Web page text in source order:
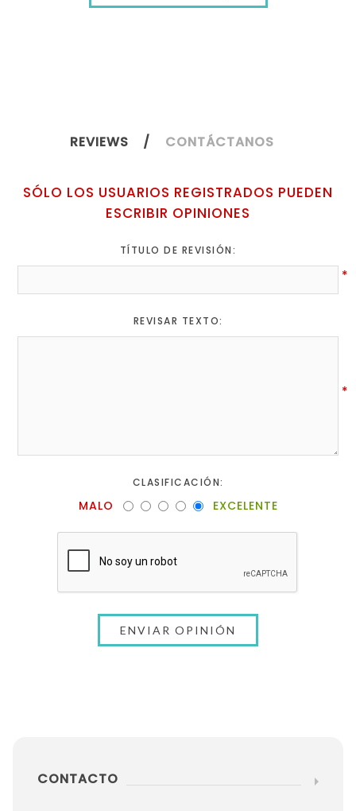
REVIEWS CONTÁCTANOS
SÓLO LOS USUARIOS REGISTRADOS PUEDEN
ESCRIBIR OPINIONES
TÍTULO DE REVISIÓN:
*
REVISAR TEXTO:
*
CLASIFICACIÓN:
MALO EXCELENTE
CONTACTO